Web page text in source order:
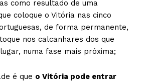
como resultado de uma
coloque o Vitória nas cinco
de forma permanente,
nos calcanhares dos que
numa fase mais próxima;
é que o Vitória pode entrar